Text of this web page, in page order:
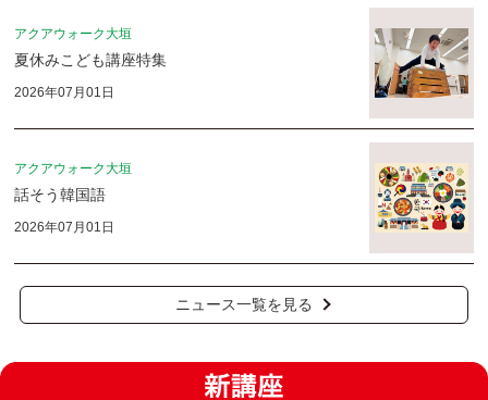
アクアウォーク大垣
夏休みこども講座特集
2026年07月01日
アクアウォーク大垣
話そう韓国語
2026年07月01日
ニュース一覧を見る